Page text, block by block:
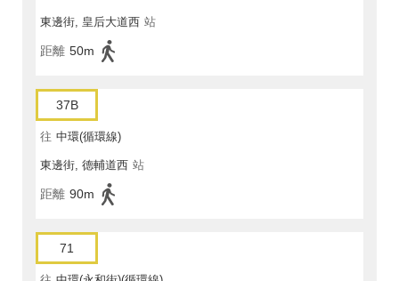
東邊街, 皇后大道西 站
距離 50m
37B
往 中環(循環線)
東邊街, 德輔道西 站
距離 90m
71